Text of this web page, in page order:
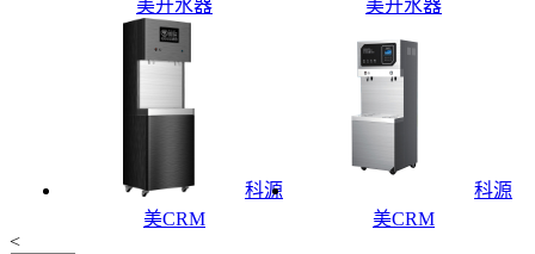
美开水器
美开水器
科源
美CRM
科源
美CRM
<